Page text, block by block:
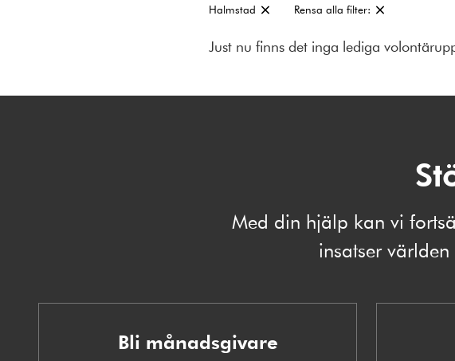
Ta
filter:
Halmstad Rensa alla filter:
Just nu finns det inga lediga
Med din hjälp kan vi
insatser
Bli månadsgivare